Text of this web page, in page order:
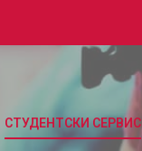
СТУДЕНТСКИ СЕРВИС